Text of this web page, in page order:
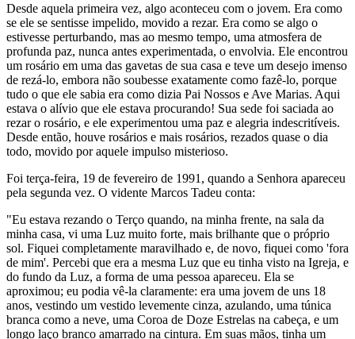
Desde aquela primeira vez, algo aconteceu com o jovem. Era como
se ele se sentisse impelido, movido a rezar. Era como se algo o
estivesse perturbando, mas ao mesmo tempo, uma atmosfera de
profunda paz, nunca antes experimentada, o envolvia. Ele encontrou
um rosário em uma das gavetas de sua casa e teve um desejo imenso
de rezá-lo, embora não soubesse exatamente como fazê-lo, porque
tudo o que ele sabia era como dizia Pai Nossos e Ave Marias. Aqui
estava o alívio que ele estava procurando! Sua sede foi saciada ao
rezar o rosário, e ele experimentou uma paz e alegria indescritíveis.
Desde então, houve rosários e mais rosários, rezados quase o dia
todo, movido por aquele impulso misterioso.
Foi terça-feira, 19 de fevereiro de 1991, quando a Senhora apareceu
pela segunda vez. O vidente Marcos Tadeu conta:
"Eu estava rezando o Terço quando, na minha frente, na sala da
minha casa, vi uma Luz muito forte, mais brilhante que o próprio
sol. Fiquei completamente maravilhado e, de novo, fiquei como 'fora
de mim'. Percebi que era a mesma Luz que eu tinha visto na Igreja, e
do fundo da Luz, a forma de uma pessoa apareceu. Ela se
aproximou; eu podia vê-la claramente: era uma jovem de uns 18
anos, vestindo um vestido levemente cinza, azulando, uma túnica
branca como a neve, uma Coroa de Doze Estrelas na cabeça, e um
longo laço branco amarrado na cintura. Em suas mãos, tinha um